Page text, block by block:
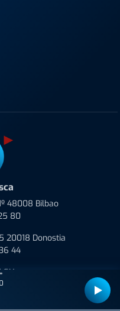
48008 Bilbao
80
20018 Donostia
44
FM
FM
FM